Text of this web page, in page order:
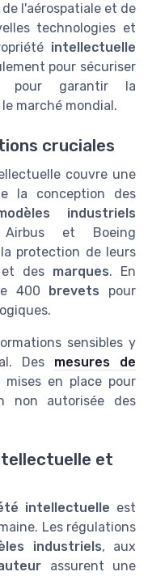
l'aérospatiale et de
technologies et
intellectuelle
pour sécuriser
pour garantir la
marché mondial.
cruciales
couvre une
la conception des
industriels
Airbus et Boeing
protection de leurs
et des marques. En
400 brevets pour
sensibles y
Des mesures de
mises en place pour
non autorisée des
et
intellectuelle est
Les régulations
industriels, aux
assurent une